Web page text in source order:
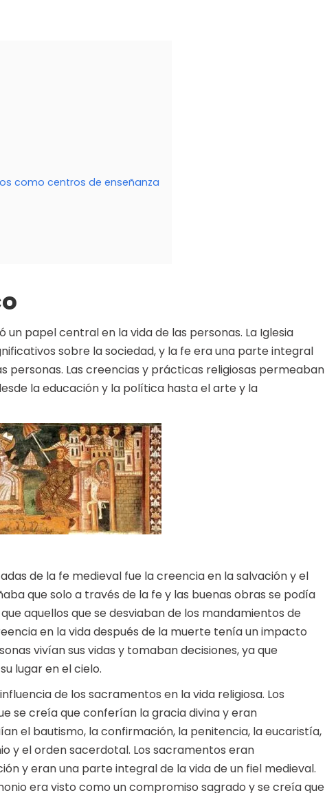
como centros de enseñanza
un papel central en la vida de las personas. La Iglesia
sobre la sociedad, y la fe era una parte integral
personas. Las creencias y prácticas religiosas permeaban
la educación y la política hasta el arte y la
de la fe medieval fue la creencia en la salvación y el
que solo a través de la fe y las buenas obras se podía
aquellos que se desviaban de los mandamientos de
en la vida después de la muerte tenía un impacto
vivían sus vidas y tomaban decisiones, ya que
lugar en el cielo.
de los sacramentos en la vida religiosa. Los
se creía que conferían la gracia divina y eran
el bautismo, la confirmación, la penitencia, la eucaristía,
y el orden sacerdotal. Los sacramentos eran
y eran una parte integral de la vida de un fiel medieval.
era visto como un compromiso sagrado y se creía que